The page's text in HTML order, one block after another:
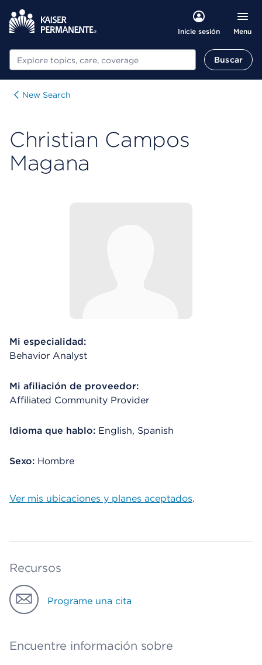
Inicie sesión Menu
Buscar Buscar
New Search
Christian Campos
Magana
Mi especialidad:
Behavior Analyst
Mi afiliación de proveedor:
Affiliated Community Provider
Idioma que hablo: English, Spanish
Sexo: Hombre
Ver mis ubicaciones y planes aceptados.
Recursos
Programe una cita
Encuentre información sobre